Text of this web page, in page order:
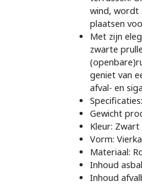
wind, wordt
plaatsen
Met zijn
zwarte
geniet van
afval- en
Gewicht
Kleur: Zwart
Vorm:
Materiaal:
Inhoud
Inhoud